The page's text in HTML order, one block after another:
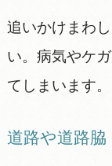
追いかけまわ
い。病気やケ
てしまいます。
道路や道路